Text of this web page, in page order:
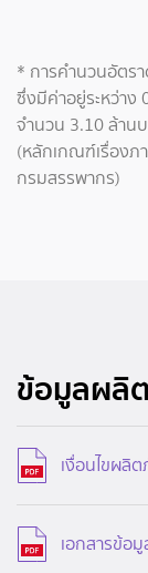
* การคำนวนอัตร
ซึ่งมีค่าอยู่ระหว่าง
จำนวน 3.10 ล้าน
(หลักเกณฑ์เรื่องภ
กรมสรรพากร)
ข้อมูลผ
เงื่อนไขผ
เอกสารข้